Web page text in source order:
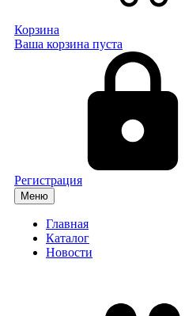
Корзина
Ваша корзина пуста
Регистрация
Меню
Главная
Каталог
Новости